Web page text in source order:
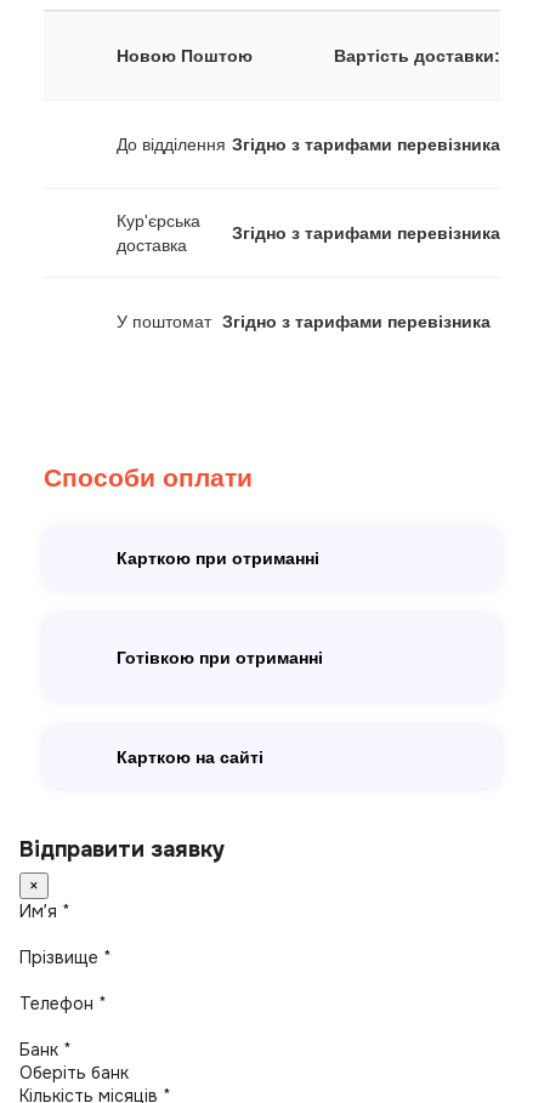
Новою Поштою Вартість доставки:
До відділення Згідно з тарифами перевізника
Кур'єрська
доставка
Згідно з тарифами перевізника
У поштомат Згідно з тарифами перевізника
Способи оплати
Карткою при отриманні
Готівкою при отриманні
Карткою на сайті
Відправити заявку
×
Имʼя *
Прізвище *
Телефон *
Банк *
Кількість місяців *